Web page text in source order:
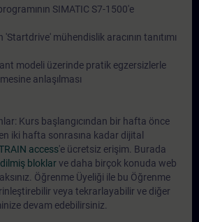
SIMATIC S7-1500'e
mühendislik aracının tanıtımı
modeli üzerinde pratik egzersizlerle
anlaşılması
Kurs başlangıcından bir hafta önce
iki hafta sonrasına kadar dijital
access'e ücretsiz erişim. Burada
bloklarve daha birçok konuda web
Öğrenme Üyeliği ile bu Öğrenme
veya tekrarlayabilir ve diğer
devam edebilirsiniz.